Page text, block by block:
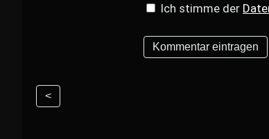
Ich stimme der
<